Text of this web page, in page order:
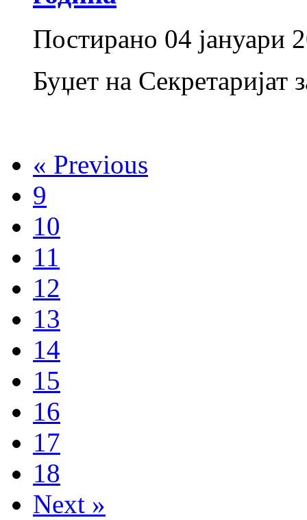
Постирано 04 јануари
Буџет на Секретаријат
« Previous
9
10
11
12
13
14
15
16
17
18
Next »